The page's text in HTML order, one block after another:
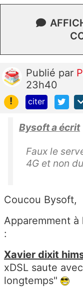
Publié par
23h40
!
citer
Bysoft a écrit
Faux le
4G et non
Coucou Bysoft,
Apparemment
:
Xavier dixit
xDSL saute
longtemps"